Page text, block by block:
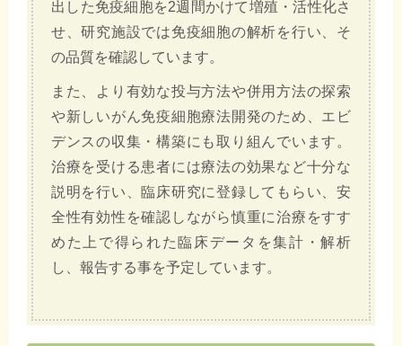
出した免疫細胞を2週間かけて増殖・活性化さ
せ、研究施設では免疫細胞の解析を行い、そ
の品質を確認しています。
また、より有効な投与方法や併用方法の探索
や新しいがん免疫細胞療法開発のため、エビ
デンスの収集・構築にも取り組んでいます。
治療を受ける患者には療法の効果など十分な
説明を行い、臨床研究に登録してもらい、安
全性有効性を確認しながら慎重に治療をすす
めた上で得られた臨床データを集計・解析
し、報告する事を予定しています。